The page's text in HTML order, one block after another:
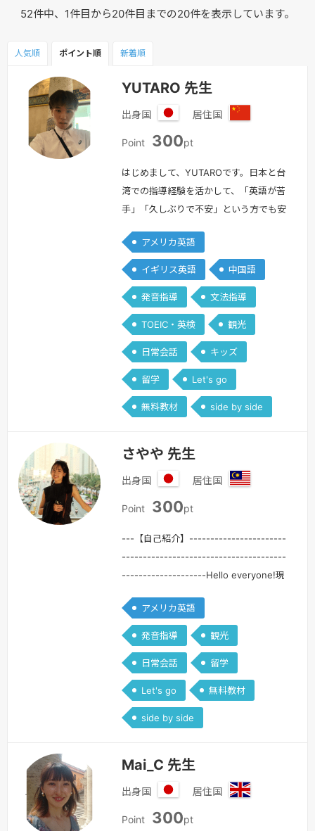
52件中、1件目から20件目までの20件を表示しています。
人気順 ポイント順 新着順
YUTARO 先生
出身国
本
居住国
Point 300pt
はじめまして、YUTAROです。日本と台
湾での指導経験を活かして、「英語が苦
手」「久しぶりで不安」という方でも安
自己紹介日本の学習塾で4年間、子ども
から高校生まで英語を教え、TOEIC・英
検などの試験対策も行ってきました。現
在は台湾で日本語教師として働きながら
大学院で言語・文化に関する研究をして
おり、日本語と英語を 比較 しながら
わかりやすく説明するのが得意で…
きを見る »
アメリカ英語
イギリス英語 中国語
発音指導 文法指導
TOEIC・英検 観光
日常会話 キッズ
留学 Let's go
無料教材 side by side
さやや 先生
出身国
本
居住国
シ
ア
Point 300pt
---【自己紹介】-----------------------
---------------------------------------
--------------------Hello everyone!現
です！英語を使って働いたり、世界中に
友達を作ったりしてみたい！私もそんな
思いで英語の勉強を始めました。幼い頃
にアメリカに住んでいた経験から英語で
話すこ…
続きを見る »
アメリカ英語
発音指導 観光
日常会話 留学
Let's go 無料教材
side by side
Mai_C 先生
出身国
本
居住国
Point 300pt